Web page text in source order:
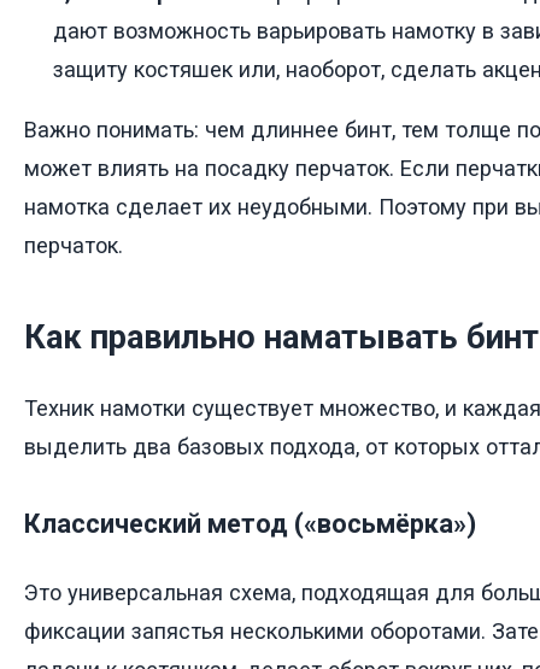
дают возможность варьировать намотку в
защиту костяшек или, наоборот, сделать
Важно понимать: чем длиннее бинт, тем толще
может влиять на посадку перчаток. Если
намотка сделает их неудобными. Поэтому при
перчаток.
Как правильно наматывать
Техник намотки существует множество, и
выделить два базовых подхода, от которых
Классический метод («восьмёрка»)
Это универсальная схема, подходящая для
фиксации запястья несколькими оборотами.